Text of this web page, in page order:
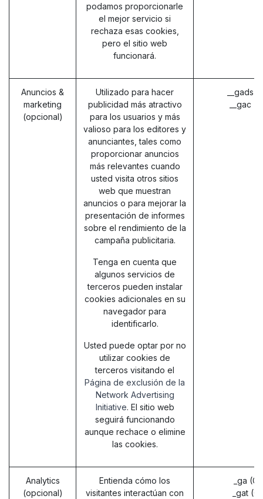
podamos proporcionarle
el mejor servicio si
rechaza esas cookies,
pero el sitio web
funcionará.
Anuncios &
marketing
(opcional)
Utilizado para hacer
publicidad más atractivo
para los usuarios y más
valioso para los editores y
anunciantes, tales como
proporcionar anuncios
más relevantes cuando
usted visita otros sitios
web que muestran
anuncios o para mejorar la
presentación de informes
sobre el rendimiento de la
campaña publicitaria.
Tenga en cuenta que
algunos servicios de
terceros pueden instalar
cookies adicionales en su
navegador para
identificarlo.
Usted puede optar por no
utilizar cookies de
terceros visitando el
Página de exclusión de la
Network Advertising
Initiative. El sitio web
seguirá funcionando
aunque rechace o elimine
las cookies.
__gads
__gac
Analytics
(opcional)
Entienda cómo los
visitantes interactúan con
_ga
_gat